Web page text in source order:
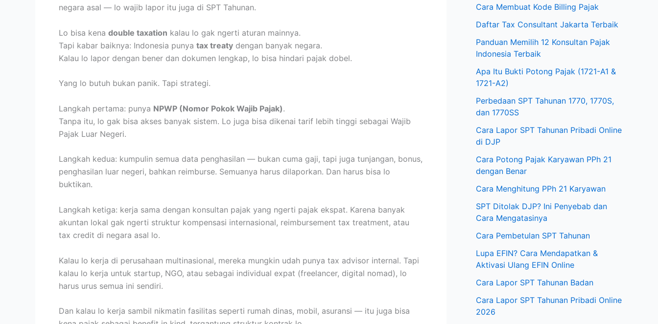
negara asal — lo wajib lapor itu juga di SPT Tahunan.
Lo bisa kena double taxation kalau lo gak ngerti aturan mainnya.
Tapi kabar baiknya: Indonesia punya tax treaty dengan banyak negara.
Kalau lo lapor dengan bener dan dokumen lengkap, lo bisa hindari pajak dobel.
Yang lo butuh bukan panik. Tapi strategi.
Langkah pertama: punya NPWP (Nomor Pokok Wajib Pajak).
Tanpa itu, lo gak bisa akses banyak sistem. Lo juga bisa dikenai tarif lebih tinggi sebagai Wajib
Pajak Luar Negeri.
Langkah kedua: kumpulin semua data penghasilan — bukan cuma gaji, tapi juga tunjangan, bonus,
penghasilan luar negeri, bahkan reimburse. Semuanya harus dilaporkan. Dan harus bisa lo
buktikan.
Langkah ketiga: kerja sama dengan konsultan pajak yang ngerti pajak ekspat. Karena banyak
akuntan lokal gak ngerti struktur kompensasi internasional, reimbursement tax treatment, atau
tax credit di negara asal lo.
Kalau lo kerja di perusahaan multinasional, mereka mungkin udah punya tax advisor internal. Tapi
kalau lo kerja untuk startup, NGO, atau sebagai individual expat (freelancer, digital nomad), lo
harus urus semua ini sendiri.
Dan kalau lo kerja sambil nikmatin fasilitas seperti rumah dinas, mobil, asuransi — itu juga bisa
Cara Membuat Kode Billing Pajak
Daftar Tax Consultant Jakarta Terbaik
Panduan Memilih 12 Konsultan Pajak
Indonesia Terbaik
Apa Itu Bukti Potong Pajak (1721-A1 &
1721-A2)
Perbedaan SPT Tahunan 1770, 1770S,
dan 1770SS
Cara Lapor SPT Tahunan Pribadi Online
di DJP
Cara Potong Pajak Karyawan PPh 21
dengan Benar
Cara Menghitung PPh 21 Karyawan
SPT Ditolak DJP? Ini Penyebab dan
Cara Mengatasinya
Cara Pembetulan SPT Tahunan
Lupa EFIN? Cara Mendapatkan &
Aktivasi Ulang EFIN Online
Cara Lapor SPT Tahunan Badan
Cara Lapor SPT Tahunan Pribadi Online
2026